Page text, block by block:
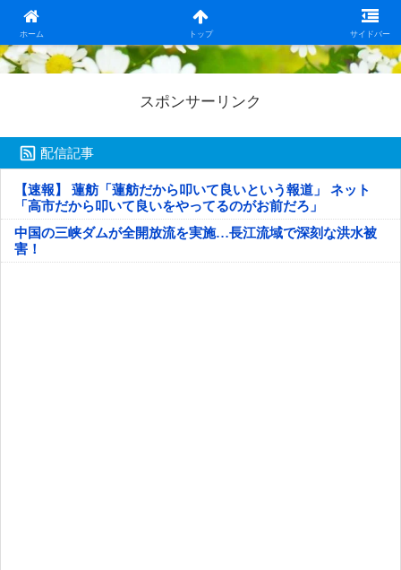
ホーム トップ サイドバー
日本第一！ニュース録
スポンサーリンク
配信記事
【速報】 蓮舫「蓮舫だから叩いて良いという報道」 ネット
「高市だから叩いて良いをやってるのがお前だろ」
中国の三峡ダムが全開放流を実施…長江流域で深刻な洪水被
害！